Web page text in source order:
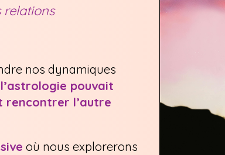
relations
nos dynamiques
l’astrologie pouvait
rencontrer l’autre
où nous explorerons